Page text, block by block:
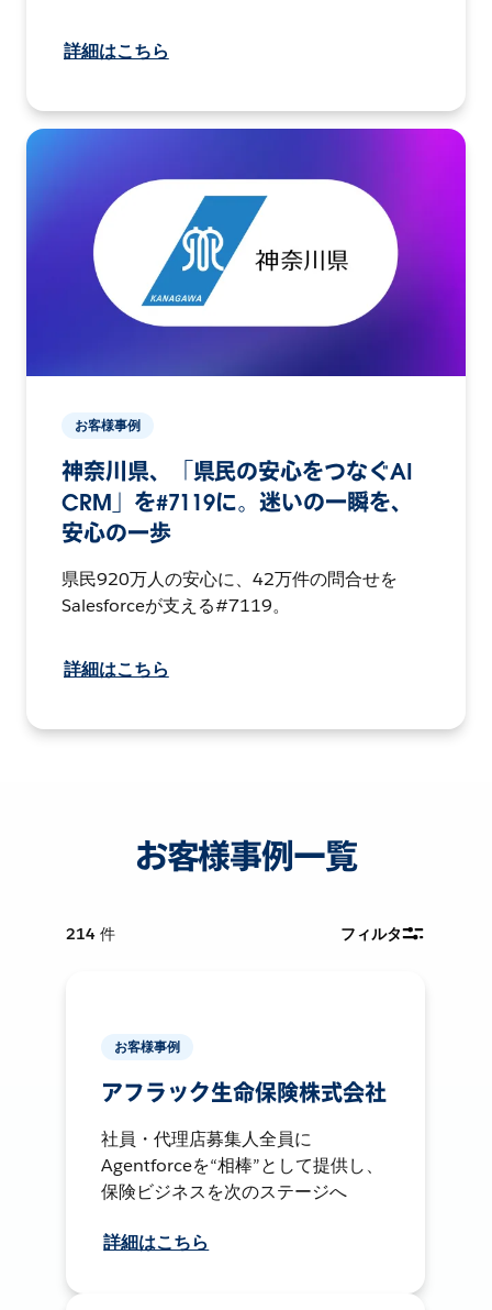
詳細はこちら
お客様事例
神奈川県、「県民の安心をつなぐAI
CRM」を#7119に。迷いの一瞬を、
安心の一歩
県民920万人の安心に、42万件の問合せを
Salesforceが支える#7119。
詳細はこちら
お客様事例一覧
214 件 フィルタ
お客様事例
アフラック生命保険株式会社
社員・代理店募集人全員に
Agentforceを“相棒”として提供し、
保険ビジネスを次のステージへ
詳細はこちら